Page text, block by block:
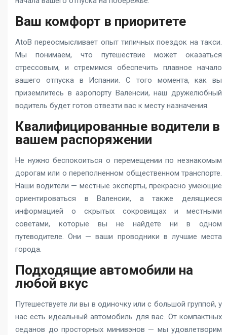
Ваш комфорт в приоритете
AtoB переосмысливает опыт типичных поездок на такси.
Мы понимаем, что путешествие может оказаться
стрессовым, и стремимся обеспечить плавное начало
вашего отпуска в Испании. С того момента, как вы
приземлитесь в аэропорту Валенсии, наш дружелюбный
водитель будет готов отвезти вас к месту назначения.
Квалифицированные водители в
вашем распоряжении
Не нужно беспокоиться о перемещении по незнакомым
дорогам или о переполненном общественном транспорте.
Наши водители — местные эксперты, прекрасно умеющие
ориентироваться в Валенсии, а также делящиеся
информацией о скрытых сокровищах и местными
советами, которые вы не найдете ни в одном
путеводителе. Они — ваши проводники в лучшие места
города.
Подходящие автомобили на
любой вкус
Путешествуете ли вы в одиночку или с большой группой, у
нас есть идеальный автомобиль для вас. От компактных
седанов до просторных минивэнов — мы удовлетворим